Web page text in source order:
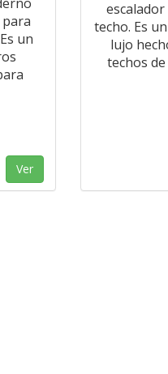
un
Ver
techo. Es
lujo
techos